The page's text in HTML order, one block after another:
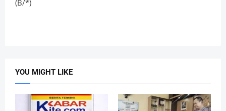
(B/*)
YOU MIGHT LIKE